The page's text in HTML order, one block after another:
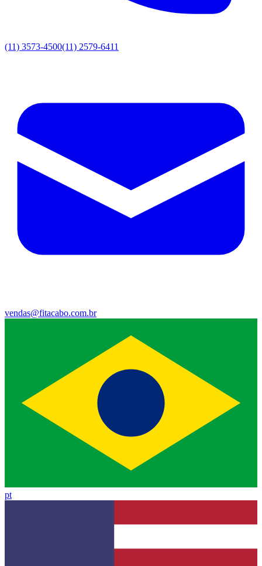
(11) 3573-4500(11) 2579-6411
vendas@fitacabo.com.br
pt